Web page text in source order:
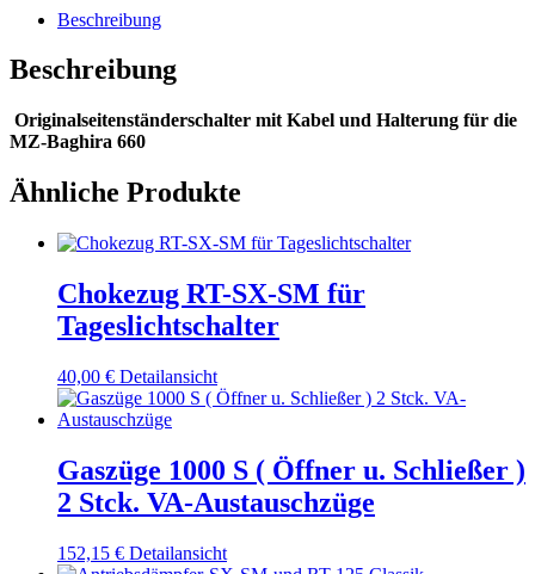
Beschreibung
Beschreibung
Originalseitenständerschalter mit Kabel und Halterung für die
MZ-Baghira 660
Ähnliche Produkte
Chokezug RT-SX-SM für
Tageslichtschalter
40,00 € Detailansicht
Gaszüge 1000 S ( Öffner u. Schließer )
2 Stck. VA-Austauschzüge
152,15 € Detailansicht